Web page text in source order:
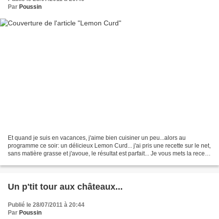
Par Poussin
Et quand je suis en vacances, j'aime bien cuisiner un peu...alors au
programme ce soir: un délicieux Lemon Curd... j'ai pris une recette sur le net,
sans matière grasse et j'avoue, le résultat est parfait... Je vous mets la recette
Un p'tit tour aux châteaux...
Publié le 28/07/2011 à 20:44
Par Poussin